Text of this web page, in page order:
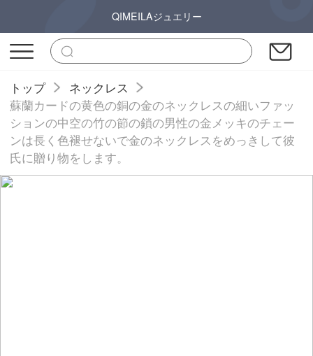
QIMEILAジュエリー
トップ
ネックレス
蘇蘭カードの黄色の銅の金のネックレスの細いファッ
ションの中空の竹の節の鎖の男性の金メッキのチェー
ンは長く色褪せないで金のネックレスをめっきして彼
氏に贈り物をします。